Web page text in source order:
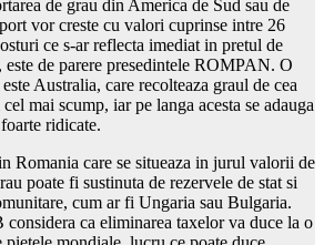
de grau din America de Sud sau de
vor creste cu valori cuprinse intre 26
ce s-ar reflecta imediat in pretul de
de parere presedintele ROMPAN. O
Australia, care recolteaza graul de cea
mai scump, iar pe langa acesta se adauga
ridicate.
Romania care se situeaza in jurul valorii de
poate fi sustinuta de rezervele de stat si
cum ar fi Ungaria sau Bulgaria.
ca eliminarea taxelor va duce la o